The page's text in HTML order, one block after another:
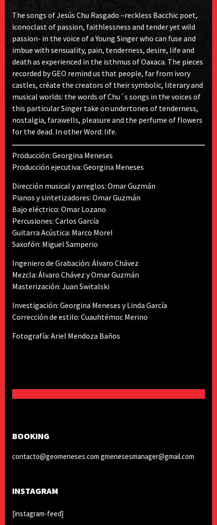
The songs of Jesús Chu Rasgado –reckless Bacchic poet,
iconoclast of passion, faithlessness and tender yet wild
passion- in the voice of a Young Singer who can fuse and
imbue with sensuality, pain, tenderness, desire, life and
death as experienced in the isthmus of Oaxaca. The pieces
recorded by GEO remind us that people, far from ivory
castles, créate the creators of their symbolic, literary and
musical worlds: the words of Chu´s songs in the voices of
this particular Singer take on undertones of tenderness,
nostalgia, farawells, pleasure and the perfume of flowers
for the dead. In other Word: life.
Producción: Georgina Meneses
Producción ejecutiva: Georgina Meneses
Dirección musical y arreglos: Omar Guzmán
Pianos y sintetizadores: Omar Guzmán
Bajo eléctrico: Omar Lozano
Percusiones: Carlos García
Guitarra Acústica: Marco Morel
Saxofón: Miguel Samperio
Ingeniero de Grabación: Álvaro Chávez
Mezcla: Álvaro Chávez y Omar Guzmán
Masterización: Juan Switalski
Investigación: Georgina Meneses y Linda García
Corrección de estilo: Cuauhtémoc Merino
Fotografía: Ariel Mendoza Baños
BOOKING
contacto@geomeneses.com gmenesesmanager@gmail.com
INSTAGRAM
[instagram-feed]